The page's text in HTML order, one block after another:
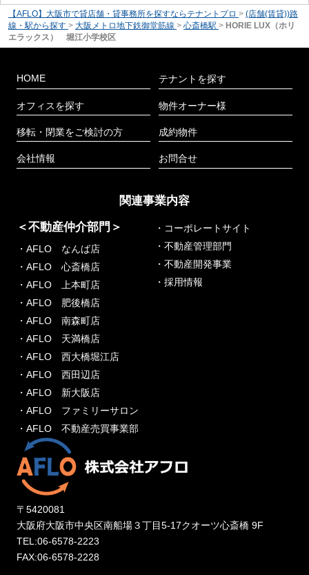
【AFLO】大阪市で貸店舗・貸事務所を探すならテナントプロ > (店舗(賃貸))路
線・駅から探す > 大阪メトロ地下鉄御堂筋線 > 心斎橋駅 > HORIE LUX（ホリ
エラックス） 堀江小学校区
HOME
オフィスを探す
移転・閉業をご検討の方
会社情報
テナントを探す
物件オーナー様
成約物件
お問合せ
関連事業内容
＜不動産仲介部門＞
・AFLO なんば店
・AFLO 心斎橋店
・AFLO 上本町店
・AFLO 肥後橋店
・AFLO 南森町店
・AFLO 天満橋店
・AFLO 西大橋堀江店
・AFLO 西田辺店
・AFLO 新大阪店
・AFLO ファミリーサロン
・AFLO 不動産売買事業部
・コーポレートサイト
・不動産管理部門
・不動産開発事業
・採用情報
〒5420081
大阪府大阪市中央区南船場３丁目5-17クオーツ心斎橋 9F
TEL:06-6578-2223
FAX:06-6578-2228